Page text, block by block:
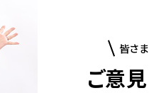
皆さ
ご意